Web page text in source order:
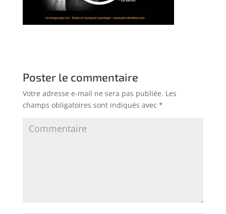
Poster le commentaire
Votre adresse e-mail ne sera pas publiée. Les
champs obligatoires sont indiqués avec *